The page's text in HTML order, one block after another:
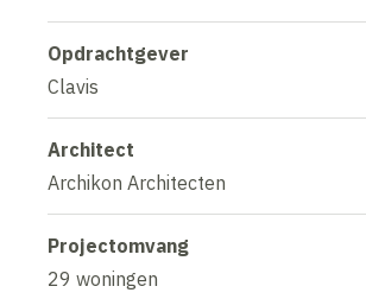
Opdrachtgever
Clavis
Architect
Archikon Architecten
Projectomvang
29 woningen